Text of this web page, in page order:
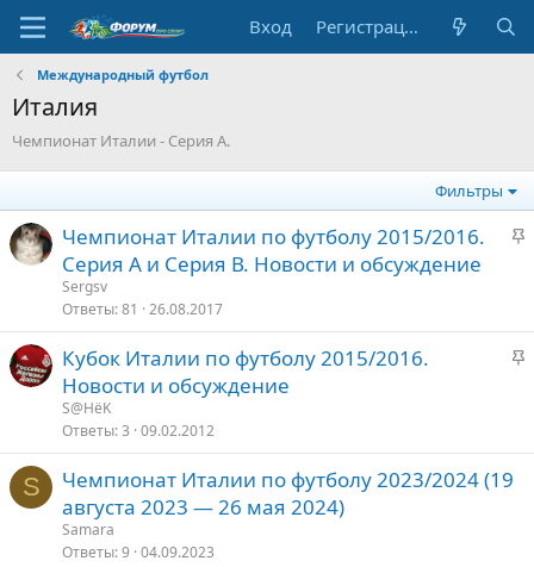
Вход Регистрация
Международный футбол
Италия
Чемпионат Италии - Серия А.
Фильтры
З
е
п
о
Чемпионат Италии по футболу 2015/2016.
Серия А и Серия В. Новости и обсуждение
Sergsv
Ответы 81 26.08.2017
З
е
Кубок Италии по футболу 2015/2016.
Новости и обсуждение
S@HёK
Ответы 3 09.02.2012
S
Чемпионат Италии по футболу 2023/2024 (19
августа 2023 — 26 мая 2024)
Samara
Ответы 9 04.09.2023